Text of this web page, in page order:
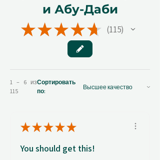
и Абу-Даби
★★★★★ 115
115
1 – 6 из
115
Сортировать
по:
★★★★★
You should get this!